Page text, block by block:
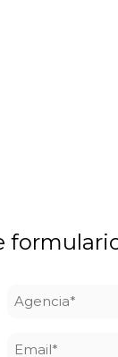
Agencia
Email